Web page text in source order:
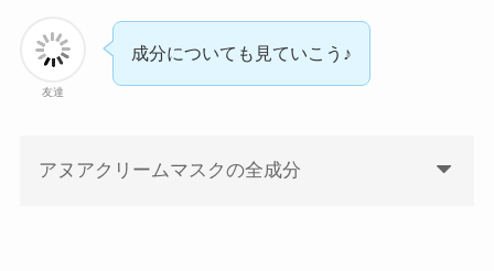
友達
成分についても見ていこう♪
アヌアクリームマスクの全成分